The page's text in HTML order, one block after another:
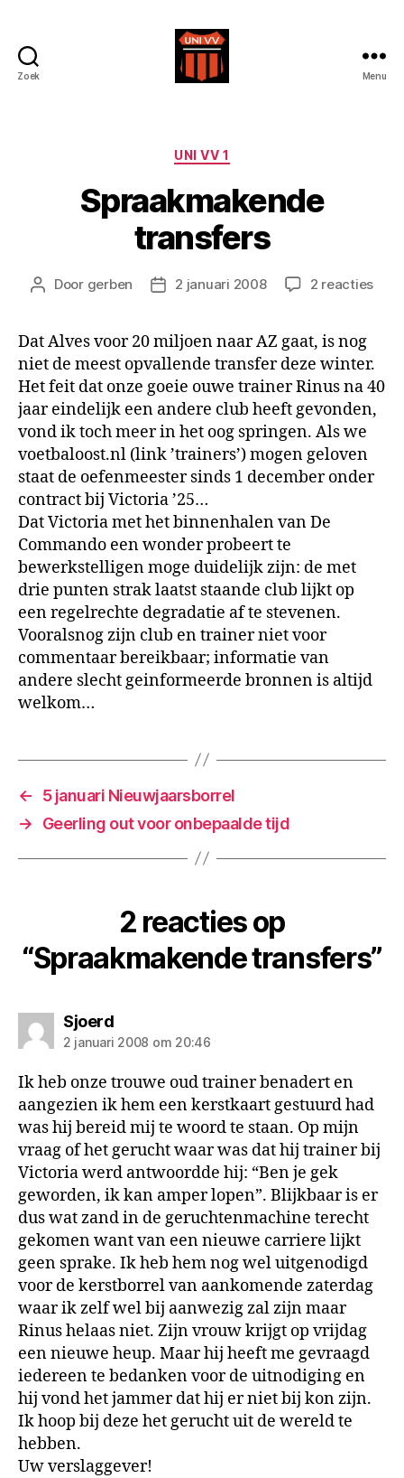
Zoek Menu
Categorieën
UNI VV 1
Spraakmakende
transfers
Berichtauteur
Door gerben Berichtdatum
2 januari 2008 2 reactiesop
Dat Alves voor 20 miljoen naar AZ gaat, is nog
niet de meest opvallende transfer deze winter.
Het feit dat onze goeie ouwe trainer Rinus na 40
jaar eindelijk een andere club heeft gevonden,
vond ik toch meer in het oog springen. Als we
voetbaloost.nl (link ’trainers’) mogen geloven
staat de oefenmeester sinds 1 december onder
contract bij Victoria ’25…
Dat Victoria met het binnenhalen van De
Commando een wonder probeert te
bewerkstelligen moge duidelijk zijn: de met
drie punten strak laatst staande club lijkt op
een regelrechte degradatie af te stevenen.
Vooralsnog zijn club en trainer niet voor
commentaar bereikbaar; informatie van
andere slecht geinformeerde bronnen is altijd
welkom…
←
5 januari Nieuwjaarsborrel
→
Geerling out voor onbepaalde tijd
2 reacties op
“Spraakmakende transfers”
Sjoerdzegt:
2 januari 2008 om 20:46
Ik heb onze trouwe oud trainer benadert en
aangezien ik hem een kerstkaart gestuurd had
was hij bereid mij te woord te staan. Op mijn
vraag of het gerucht waar was dat hij trainer bij
Victoria werd antwoordde hij: “Ben je gek
geworden, ik kan amper lopen”. Blijkbaar is er
dus wat zand in de geruchtenmachine terecht
gekomen want van een nieuwe carriere lijkt
geen sprake. Ik heb hem nog wel uitgenodigd
voor de kerstborrel van aankomende zaterdag
waar ik zelf wel bij aanwezig zal zijn maar
Rinus helaas niet. Zijn vrouw krijgt op vrijdag
een nieuwe heup. Maar hij heeft me gevraagd
iedereen te bedanken voor de uitnodiging en
hij vond het jammer dat hij er niet bij kon zijn.
Ik hoop bij deze het gerucht uit de wereld te
hebben.
Uw verslaggever!